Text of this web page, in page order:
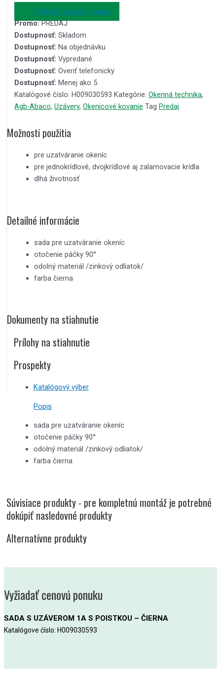
Vyžiadať cenovú ponuku
Promo:PREDAJ
Dostupnosť: Skladom
Dostupnosť: Na objednávku
Dostupnosť: Vypredané
Dostupnosť: Overiť telefonicky
Dostupnosť: Menej ako 5
Katalógové číslo: H009030593 Kategórie: Okenná technika,
Agb-Abaco, Uzávery, Okenicové kovanie Tag Predaj
Možnosti použitia
pre uzatváranie okeníc
pre jednokrídlové, dvojkrídlové aj zalamovacie krídla
dlhá životnosť
Detailné informácie
sada pre uzatváranie okeníc
otočenie páčky 90°
odolný materiál /zinkový odliatok/
farba čierna
Dokumenty na stiahnutie
Prílohy na stiahnutie
Prospekty
Katalógový výber
Popis
sada pre uzatváranie okeníc
otočenie páčky 90°
odolný materiál /zinkový odliatok/
farba čierna
Súvisiace produkty - pre kompletnú montáž je potrebné
dokúpiť nasledovné produkty
Alternatívne produkty
Vyžiadať cenovú ponuku
SADA S UZÁVEROM 1A S POISTKOU – ČIERNA
Katalógove číslo: H009030593